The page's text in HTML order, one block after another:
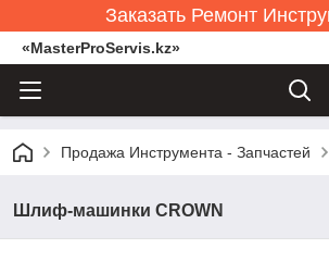
Заказать Ремонт
«MasterProServis.kz»
Продажа Инструмента - Запчастей
Шлиф-машинки CROWN